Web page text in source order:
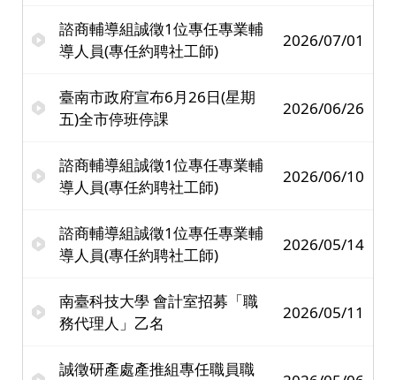
諮商輔導組誠徵1位專任專業輔
導人員(專任約聘社工師)
2026/07/01
臺南市政府宣布6月26日(星期
五)全市停班停課
2026/06/26
諮商輔導組誠徵1位專任專業輔
導人員(專任約聘社工師)
2026/06/10
諮商輔導組誠徵1位專任專業輔
導人員(專任約聘社工師)
2026/05/14
南臺科技大學 會計室招募「職
務代理人」乙名
2026/05/11
誠徵研產處產推組專任職員職